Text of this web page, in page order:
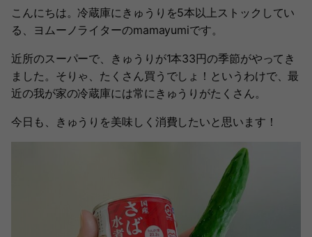
こんにちは。冷蔵庫にきゅうりを5本以上ストックしてい
る、ヨムーノライターのmamayumiです。
近所のスーパーで、きゅうりが1本33円の季節がやってき
ました。そりゃ、たくさん買うでしょ！というわけで、最
近の我が家の冷蔵庫には常にきゅうりがたくさん。
今日も、きゅうりを美味しく消費したいと思います！